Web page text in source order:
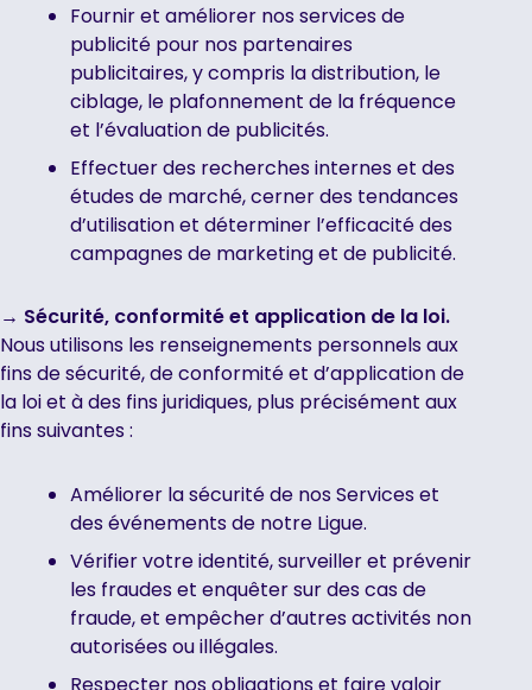
Fournir et améliorer nos services de
publicité pour nos partenaires
publicitaires, y compris la distribution, le
ciblage, le plafonnement de la fréquence
et l’évaluation de publicités.
Effectuer des recherches internes et des
études de marché, cerner des tendances
d’utilisation et déterminer l’efficacité des
campagnes de marketing et de publicité.
→ Sécurité, conformité et application de la loi.
Nous utilisons les renseignements personnels aux
fins de sécurité, de conformité et d’application de
la loi et à des fins juridiques, plus précisément aux
fins suivantes :
Améliorer la sécurité de nos Services et
des événements de notre Ligue.
Vérifier votre identité, surveiller et prévenir
les fraudes et enquêter sur des cas de
fraude, et empêcher d’autres activités non
autorisées ou illégales.